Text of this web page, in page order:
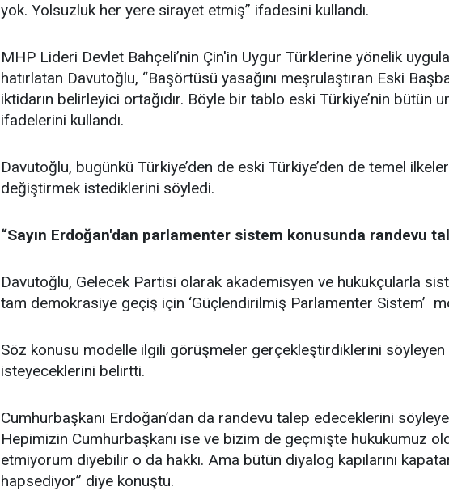
yok. Yolsuzluk her yere sirayet etmiş” ifadesini kullandı.
MHP Lideri Devlet Bahçeli’nin Çin'in Uygur Türklerine yönelik
hatırlatan Davutoğlu, “Başörtüsü yasağını meşrulaştıran Eski
iktidarın belirleyici ortağıdır. Böyle bir tablo eski Türkiye’nin bütün
ifadelerini kullandı.
Davutoğlu, bugünkü Türkiye’den de eski Türkiye’den de temel
değiştirmek istediklerini söyledi.
“Sayın Erdoğan'dan parlamenter sistem konusunda randevu
Davutoğlu, Gelecek Partisi olarak akademisyen ve hukukçularla
tam demokrasiye geçiş için ‘Güçlendirilmiş Parlamenter Sistem’
Söz konusu modelle ilgili görüşmeler gerçekleştirdiklerini
isteyeceklerini belirtti.
Cumhurbaşkanı Erdoğan’dan da randevu talep edeceklerini
Hepimizin Cumhurbaşkanı ise ve bizim de geçmişte hukukumuz
etmiyorum diyebilir o da hakkı. Ama bütün diyalog kapılarını
hapsediyor” diye konuştu.